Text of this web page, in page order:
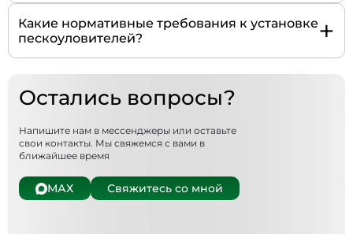
Какие нормативные требования к установке
пескоуловителей?
+
Остались вопросы?
Напишите нам в мессенджеры или оставьте
свои контакты. Мы свяжемся с вами в
ближайшее время
МАХ Свяжитесь со мной